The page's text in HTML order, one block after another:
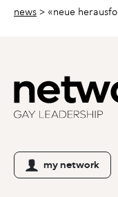
news > «neue
my network